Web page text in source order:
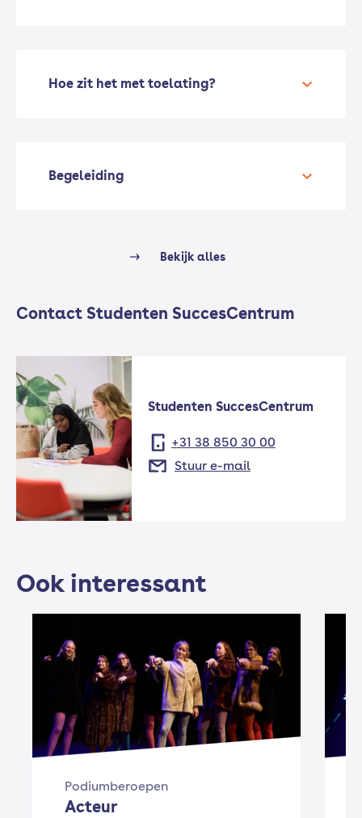
Hoe zit het met toelating?
Begeleiding
Bekijk alles
Contact Studenten SuccesCentrum
Studenten SuccesCentrum
+31 38 850 30 00
Stuur e-mail
Ook interessant
Podiumberoepen
Acteur